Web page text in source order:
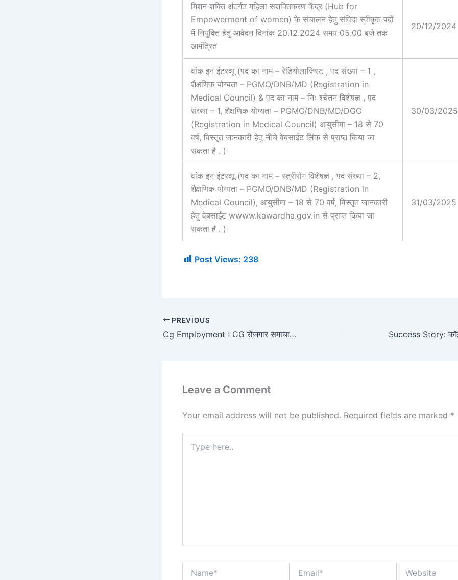
मिशन शक्ति अंतर्गत महिला सशक्तिकरण केंद्र (Hub for
Empowerment of women) के संचालन हेतु संविदा स्वीकृत पदों
में नियुक्ति हेतु आवेदन दिनांक 20.12.2024 समय 05.00 बजे तक
आमंत्रित
20/12/2024
वांक इन इंटरव्यू (पद का नाम – रेडियोलाजिस्ट , पद संख्या – 1 ,
शैक्षणिक योग्यता – PGMO/DNB/MD (Registration in
Medical Council) & पद का नाम – निः श्चेतन विशेषज्ञ , पद
संख्या – 1, शैक्षणिक योग्यता – PGMO/DNB/MD/DGO
(Registration in Medical Council) आयुसीमा – 18 से 70
वर्ष, विस्तृत जानकारी हेतु नीचे वेबसाईट लिंक से प्राप्त किया जा
सकता है . )
30/03/2025
वांक इन इंटरव्यू (पद का नाम – स्त्रीरोग विशेषज्ञ , पद संख्या – 2,
शैक्षणिक योग्यता – PGMO/DNB/MD (Registration in
Medical Council), आयुसीमा – 18 से 70 वर्ष, विस्तृत जानकारी
हेतु वेबसाईट wwww.kawardha.gov.in से प्राप्त किया जा
सकता है . )
31/03/2025
Post Views: 238
PREVIOUS
Cg Employment : CG रोजगार समाचार भर्ती अलर्ट : सीजी रोजगार समाचार 5वीं 8वीं 10वीं 12वीं ITI पास के लिए हजारों पदों पर भर्ती, जल्दी करें आवेदन
Leave a Comment
Your email address will not be published. Required fields are marked *
here..